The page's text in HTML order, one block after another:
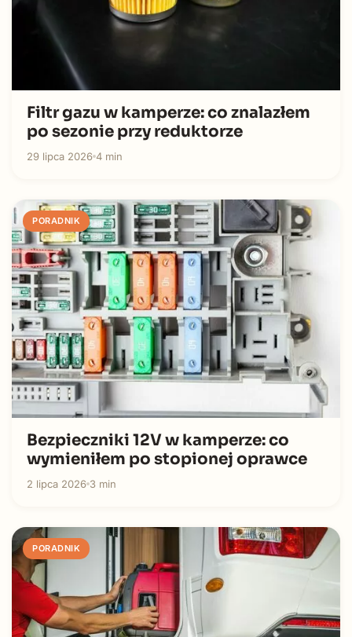
Filtr gazu w kamperze: co znalazłem
po sezonie przy reduktorze
29 lipca 2026 4 min
PORADNIK
Bezpieczniki 12V w kamperze: co
wymieniłem po stopionej oprawce
2 lipca 2026 3 min
PORADNIK